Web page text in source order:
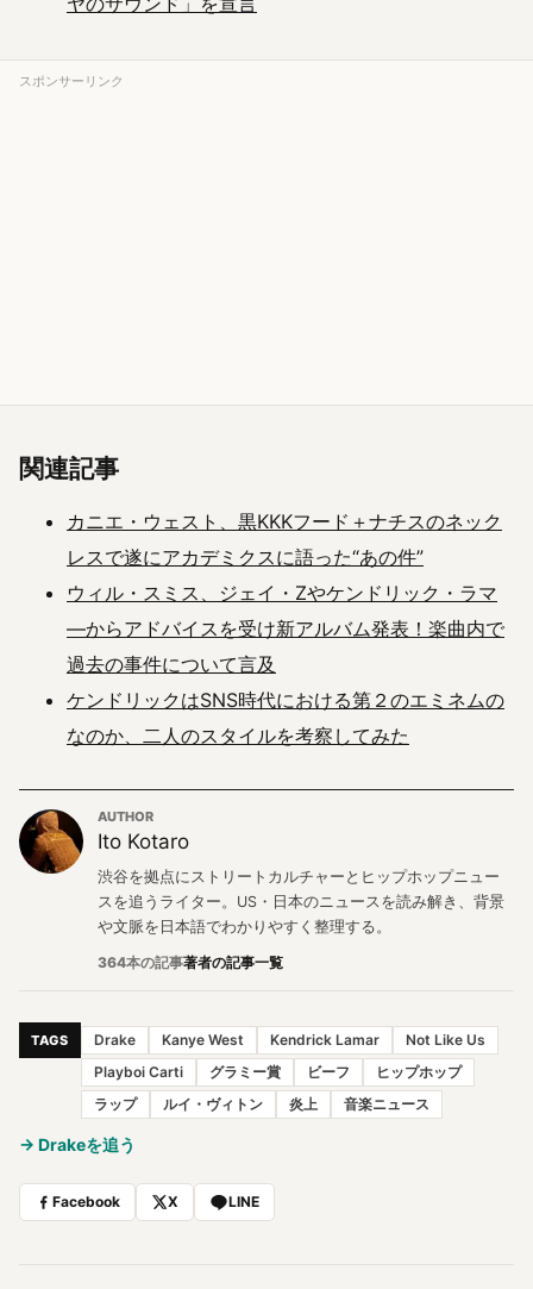
スポンサーリンク
関連記事
カニエ・ウェスト、黒KKKフード＋ナチスのネック
レスで遂にアカデミクスに語った“あの件”
ウィル・スミス、ジェイ・Zやケンドリック・ラマ
―からアドバイスを受け新アルバム発表！楽曲内で
過去の事件について言及
ケンドリックはSNS時代における第２のエミネムの
なのか、二人のスタイルを考察してみた
AUTHOR
Ito Kotaro
渋谷を拠点にストリートカルチャーとヒップホップニュー
スを追うライター。US・日本のニュースを読み解き、背景
や文脈を日本語でわかりやすく整理する。
364本の記事著者の記事一覧
TAGS Drake Kanye West Kendrick Lamar
Not Like Us
Playboi Carti
グラミー賞 ビーフ
ヒップホップ
ラップ
ルイ・ヴィトン 炎上 音楽ニュース
→ Drakeを追う
Facebook X LINE